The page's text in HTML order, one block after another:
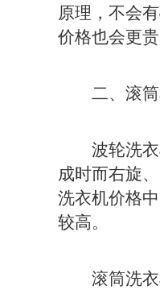
原理，不会
价格也会更贵
二、滚筒
波轮洗衣机
成时而右旋
洗衣机价格
较高。
滚筒洗衣机